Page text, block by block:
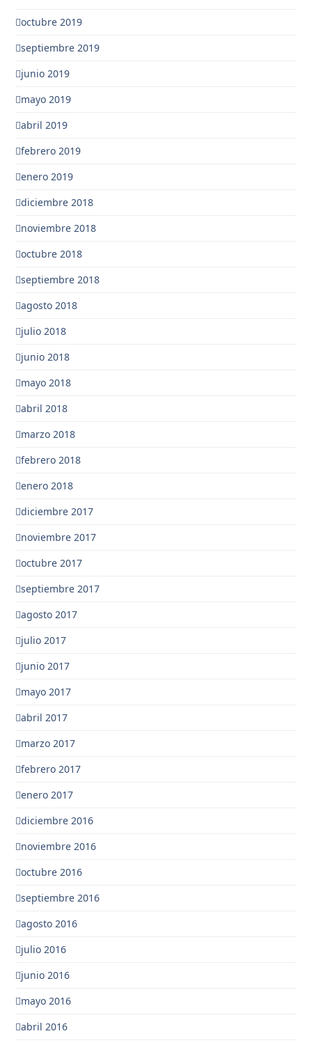
octubre 2019
septiembre 2019
junio 2019
mayo 2019
abril 2019
febrero 2019
enero 2019
diciembre 2018
noviembre 2018
octubre 2018
septiembre 2018
agosto 2018
julio 2018
junio 2018
mayo 2018
abril 2018
marzo 2018
febrero 2018
enero 2018
diciembre 2017
noviembre 2017
octubre 2017
septiembre 2017
agosto 2017
julio 2017
junio 2017
mayo 2017
abril 2017
marzo 2017
febrero 2017
enero 2017
diciembre 2016
noviembre 2016
octubre 2016
septiembre 2016
agosto 2016
julio 2016
junio 2016
mayo 2016
abril 2016